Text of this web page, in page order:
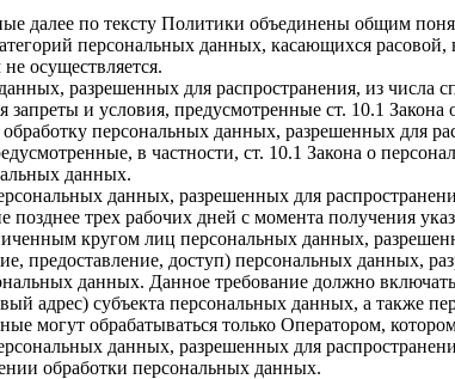
далее по тексту Политики объединены общим
персональных данных, касающихся
осуществляется.
разрешенных для распространения, из
запреты и условия, предусмотренные ст. 10.1
персональных данных, разрешенных для
в частности, ст. 10.1 Закона о
данных.
данных, разрешенных для
позднее трех рабочих дней с момента получения
кругом лиц персональных данных,
предоставление, доступ) персональных данных,
данных. Данное требование должно
адрес) субъекта персональных данных, а также
могут обрабатываться только Оператором,
данных, разрешенных для
обработки персональных данных.